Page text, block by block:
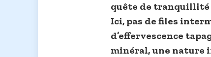
quête de tranquillité
Ici, pas de files
d’effervescence
minéral, une nature